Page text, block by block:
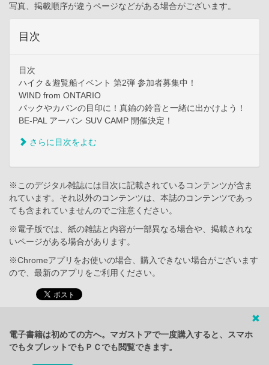
写真、掲載順序が違うページなどがある場合がございます。
目次
目次
ハイク＆遊覧船イベント 第2弾 参加者募集中！
WIND from ONTARIO
パックやカバンの目印に！真鍮の鈴音と一緒に出かけよう！
BE-PAL アーバン SUV CAMP 開催決定！
さらに目次をよむ
※このデジタル雑誌には目次に記載されているコンテンツが含ま
れています。それ以外のコンテンツは、本誌のコンテンツであっ
ても含まれていませんのでご注意ください。
※電子版では、紙の雑誌と内容が一部異なる場合や、掲載されな
いページがある場合があります。
※Chromeアプリをお使いの場合、購入できない場合がございます
ので、最新のアプリをご利用ください。
電子書籍は初めての方へ。マガストアで一度購入すると、スマホ
でもタブレットでもＰＣでも閲覧できます。